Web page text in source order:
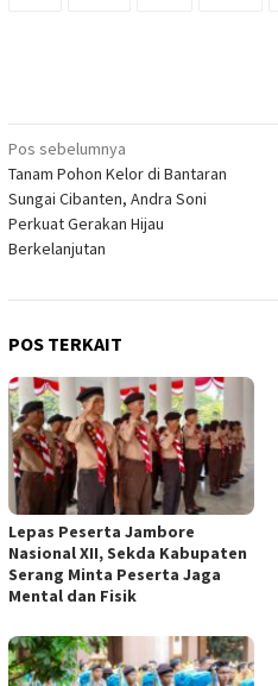
Navigasi
pos
Pos sebelumnya
Tanam Pohon Kelor di Bantaran
Sungai Cibanten, Andra Soni
Perkuat Gerakan Hijau
Berkelanjutan
POS TERKAIT
Lepas Peserta Jambore
Nasional XII, Sekda Kabupaten
Serang Minta Peserta Jaga
Mental dan Fisik